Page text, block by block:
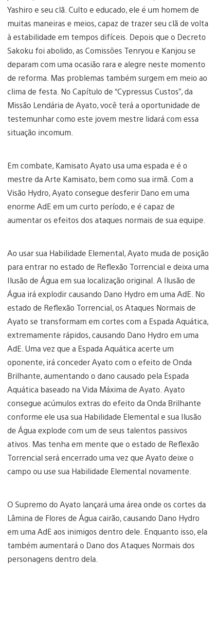
Yashiro e seu clã. Culto e educado, ele é um homem de
muitas maneiras e meios, capaz de trazer seu clã de volta
à estabilidade em tempos difíceis. Depois que o Decreto
Sakoku foi abolido, as Comissões Tenryou e Kanjou se
deparam com uma ocasião rara e alegre neste momento
de reforma. Mas problemas também surgem em meio ao
clima de festa. No Capítulo de “Cypressus Custos”, da
Missão Lendária de Ayato, você terá a oportunidade de
testemunhar como este jovem mestre lidará com essa
situação incomum.
Em combate, Kamisato Ayato usa uma espada e é o
mestre da Arte Kamisato, bem como sua irmã. Com a
Visão Hydro, Ayato consegue desferir Dano em uma
enorme AdE em um curto período, e é capaz de
aumentar os efeitos dos ataques normais de sua equipe.
Ao usar sua Habilidade Elemental, Ayato muda de posição
para entrar no estado de Reflexão Torrencial e deixa uma
Ilusão de Água em sua localização original. A Ilusão de
Água irá explodir causando Dano Hydro em uma AdE. No
estado de Reflexão Torrencial, os Ataques Normais de
Ayato se transformam em cortes com a Espada Aquática,
extremamente rápidos, causando Dano Hydro em uma
AdE. Uma vez que a Espada Aquática acerte um
oponente, irá conceder Ayato com o efeito de Onda
Brilhante, aumentando o dano causado pela Espada
Aquática baseado na Vida Máxima de Ayato. Ayato
consegue acúmulos extras do efeito da Onda Brilhante
conforme ele usa sua Habilidade Elemental e sua Ilusão
de Água explode com um de seus talentos passivos
ativos. Mas tenha em mente que o estado de Reflexão
Torrencial será encerrado uma vez que Ayato deixe o
campo ou use sua Habilidade Elemental novamente.
O Supremo do Ayato lançará uma área onde os cortes da
Lâmina de Flores de Água cairão, causando Dano Hydro
em uma AdE aos inimigos dentro dele. Enquanto isso, ela
também aumentará o Dano dos Ataques Normais dos
personagens dentro dela.